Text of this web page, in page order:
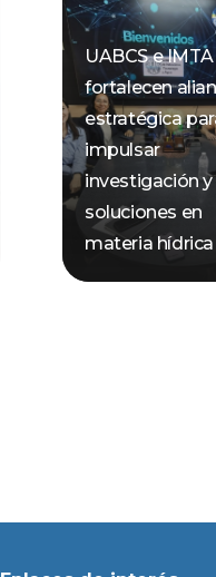
UABCS e IMTA
fortalecen
estratégica
impulsar
investigación y
soluciones en
materia hídrica